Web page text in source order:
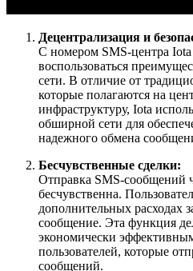
Децентрализация и
С номером SMS-центра Iota
воспользоваться
сети. В отличие от
которые полагаются на
инфраструктуру, Iota
обширной сети для
надежного обмена
Бесчувственные сделки:
Отправка SMS-сообщений
бесчувственна.
дополнительных расходах
сообщение. Эта функция
экономически
пользователей, которые
сообщений.